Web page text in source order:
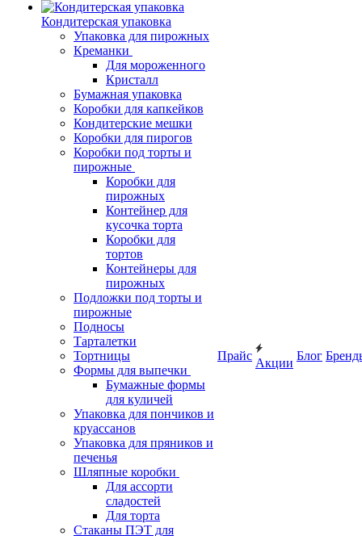
Кондитерская упаковка
Упаковка для пирожных
Креманки
Для мороженного
Кристалл
Бумажная упаковка
Коробки для капкейков
Кондитерские мешки
Коробки для пирогов
Коробки под торты и
пирожные
Коробки для
пирожных
Контейнер для
кусочка торта
Коробки для
тортов
Контейнеры для
пирожных
Подложки под торты и
пирожные
Подносы
Тарталетки
Тортницы
Формы для выпечки
Бумажные формы
для куличей
Упаковка для пончиков и
круассанов
Упаковка для пряников и
печенья
Шляпные коробки
Для ассорти
сладостей
Для торта
Стаканы ПЭТ для
Прайс
Акции
Блог